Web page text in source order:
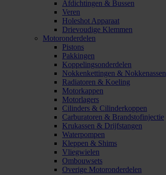
Afdichtingen & Bussen
Veren
Holeshot Apparaat
Drievoudige Klemmen
Motoronderdelen
Pistons
Pakkingen
Koppelingsonderdelen
Nokkenkettingen & Nokkenassen
Radiatoren & Koeling
Motorkappen
Motorlagers
Cilinders & Cilinderkoppen
Carburatoren & Brandstofinjectie
Krukassen & Drijfstangen
Waterpompen
Kleppen & Shims
Vliegwielen
Ombouwsets
Overige Motoronderdelen